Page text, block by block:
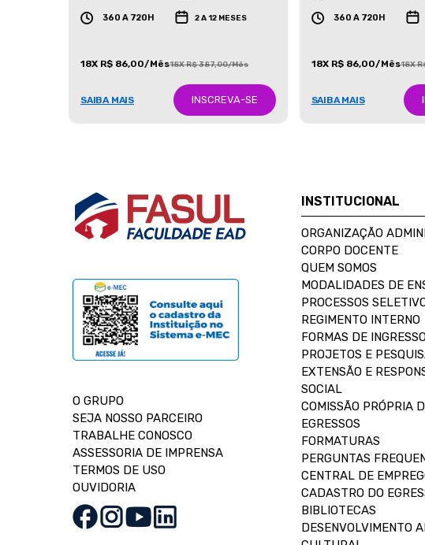
360 A 720H 2 A 12 MESES
18X R$ 86,00/Mês18X R$ 387,00/Mês
SAIBA MAIS INSCREVA-SE
360 A 720H
18X R$ 86,00/Mês18X
SAIBA MAIS
O GRUPO
SEJA NOSSO PARCEIRO
TRABALHE CONOSCO
ASSESSORIA DE IMPRENSA
TERMOS DE USO
OUVIDORIA
INSTITUCIONAL
ORGANIZAÇÃO
CORPO DOCENTE
QUEM SOMOS
MODALIDADES DE
PROCESSOS
REGIMENTO INTERNO
FORMAS DE
PROJETOS E
EXTENSÃO E
SOCIAL
COMISSÃO PRÓPRIA
EGRESSOS
FORMATURAS
PERGUNTAS
CENTRAL DE
CADASTRO DO
BIBLIOTECAS
DESENVOLVIMENTO